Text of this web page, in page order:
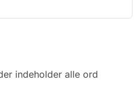
indeholder alle ord